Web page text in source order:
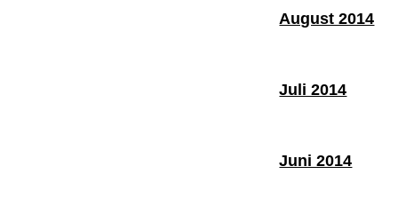
August 2014
Juli 2014
Juni 2014